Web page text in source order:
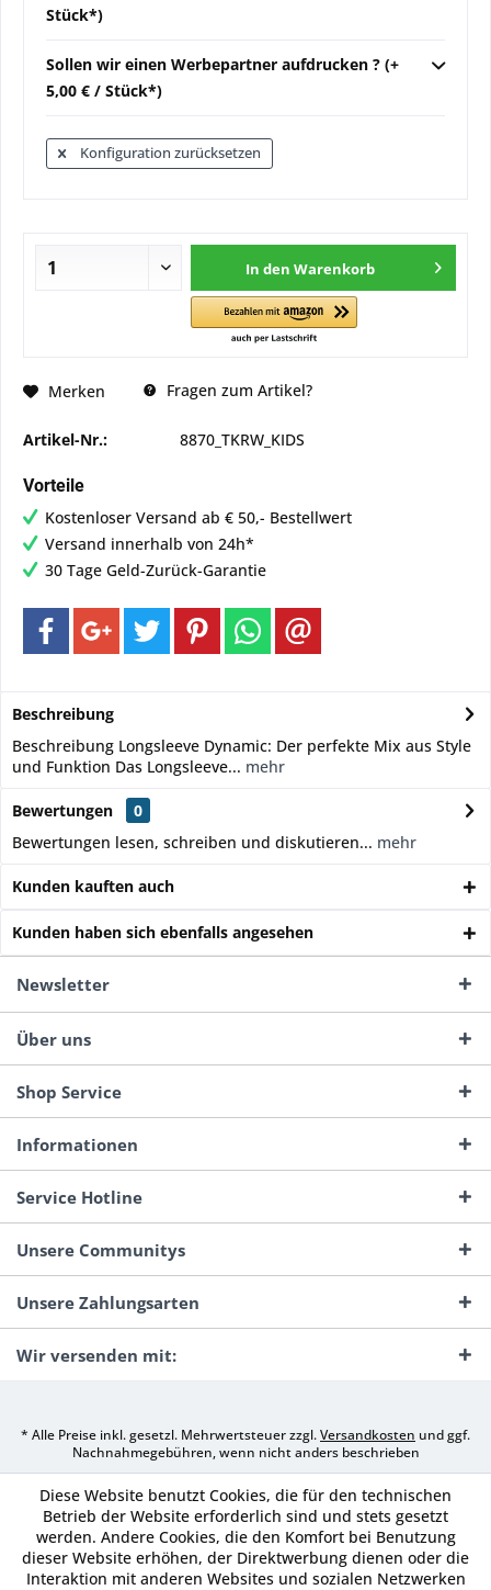
Stück*)
Sollen wir einen Werbepartner aufdrucken ? (+
5,00 € / Stück*)
Konfiguration zurücksetzen
In den Warenkorb
Merken Fragen zum Artikel?
Artikel-Nr.: 8870_TKRW_KIDS
Vorteile
Kostenloser Versand ab € 50,- Bestellwert
Versand innerhalb von 24h*
30 Tage Geld-Zurück-Garantie
Beschreibung
Beschreibung Longsleeve Dynamic: Der perfekte Mix aus Style
und Funktion Das Longsleeve... mehr
Bewertungen
0
Bewertungen lesen, schreiben und diskutieren... mehr
Kunden kauften auch
Kunden haben sich ebenfalls angesehen
Newsletter
Über uns
Shop Service
Informationen
Service Hotline
Unsere Communitys
Unsere Zahlungsarten
Wir versenden mit:
* Alle Preise inkl. gesetzl. Mehrwertsteuer zzgl.Versandkosten und ggf.
Nachnahmegebühren, wenn nicht anders beschrieben
Diese Website benutzt Cookies, die für den technischen
Betrieb der Website erforderlich sind und stets gesetzt
werden. Andere Cookies, die den Komfort bei Benutzung
dieser Website erhöhen, der Direktwerbung dienen oder die
Interaktion mit anderen Websites und sozialen Netzwerken